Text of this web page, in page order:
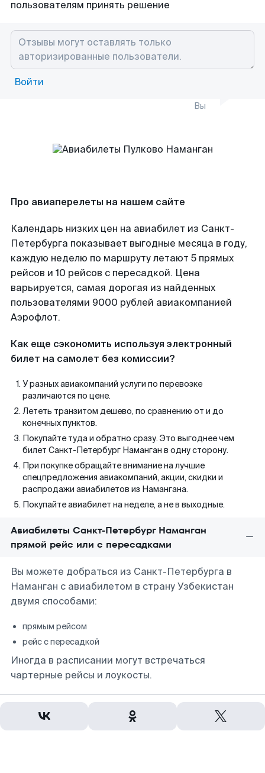
пользователям принять решение
Войти
Вы
Про авиаперелеты на нашем сайте
Календарь низких цен на авиабилет из Санкт-
Петербурга показывает выгодные месяца в году,
каждую неделю по маршруту летают 5 прямых
рейсов и 10 рейсов с пересадкой. Цена
варьируется, самая дорогая из найденных
пользователями 9000 рублей авиакомпанией
Аэрофлот.
Как еще сэкономить используя электронный
билет на самолет без комиссии?
У разных авиакомпаний услуги по перевозке
различаются по цене.
Лететь транзитом дешево, по сравнению от и до
конечных пунктов.
Покупайте туда и обратно сразу. Это выгоднее чем
билет Санкт-Петербург Наманган в одну сторону.
При покупке обращайте внимание на лучшие
спецпредложения авиакомпаний, акции, скидки и
распродажи авиабилетов из Намангана.
Покупайте авиабилет на неделе, а не в выходные.
Авиабилеты Санкт-Петербург Наманган
прямой рейс или с пересадками
Вы можете добраться из Санкт-Петербурга в
Наманган с авиабилетом в страну Узбекистан
двумя способами:
прямым рейсом
рейс с пересадкой
Иногда в расписании могут встречаться
чартерные рейсы и лоукосты.